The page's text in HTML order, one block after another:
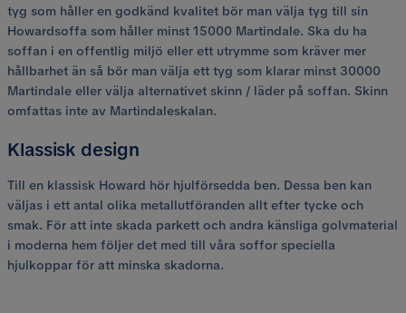
tyg som håller en godkänd kvalitet bör man välja tyg till sin
Howardsoffa som håller minst 15000 Martindale. Ska du ha
soffan i en offentlig miljö eller ett utrymme som kräver mer
hållbarhet än så bör man välja ett tyg som klarar minst 30000
Martindale eller välja alternativet skinn / läder på soffan. Skinn
omfattas inte av Martindaleskalan.
Klassisk design
Till en klassisk Howard hör hjulförsedda ben. Dessa ben kan
väljas i ett antal olika metallutföranden allt efter tycke och
smak. För att inte skada parkett och andra känsliga golvmaterial
i moderna hem följer det med till våra soffor speciella
hjulkoppar för att minska skadorna.